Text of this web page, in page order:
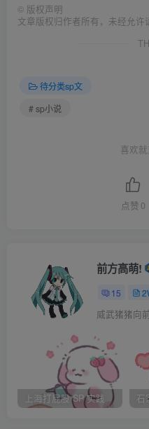
正当小柔内心忧郁煎熬之时
这公司位于罗马尼亚首都布
影，在业界以鞭打凶狠惨
听到自己即将全身〖赤.裸
〖肛.门〗大开，接受无情
今网络如此发达，影片一
星探却并不死心，毕竟从
望着眼前面容俊俏，皮肤
知机不可失。于是他提出小
臀，不涉及面部，并且每
起五十鞭子，价钱翻倍。
对于MOOD鞭打的凶残，
挨五十鞭，遍可拿到五千
自己保留住贞操，不禁咽下
.导演一声令下，表演开始。
© 版权声明
文章版权归作者所有，未经允许
待分类sp文
# sp小说
喜欢
点赞 0
前方高萌!
15
威武猪猪向
上海打屁股 SP 实践